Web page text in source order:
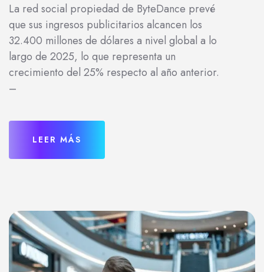
La red social propiedad de ByteDance prevé
que sus ingresos publicitarios alcancen los
32.400 millones de dólares a nivel global a lo
largo de 2025, lo que representa un
crecimiento del 25% respecto al año anterior.
–
LEER MÁS